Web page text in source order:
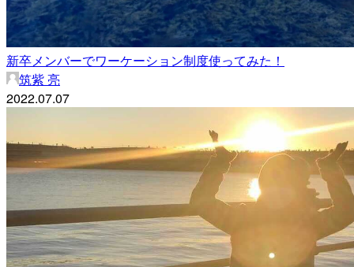
新卒メンバーでワーケーション制度使ってみた！
筑紫 亮
2022.07.07